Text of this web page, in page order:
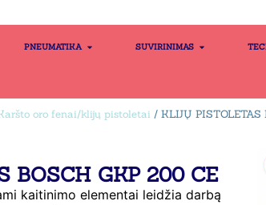
PNEUMATIKA SUVIRINIMAS
oro fenai/klijų pistoletai / KLIJŲ
BOSCH GKP 200 CE
kaitinimo elementai leidžia darbą